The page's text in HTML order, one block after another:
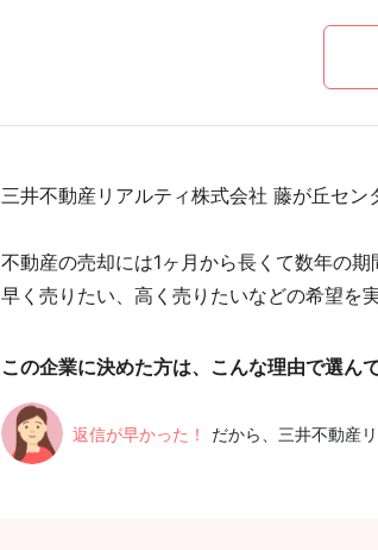
三井不動産リアルティ株式会社 藤が丘セン
不動産の売却には1ヶ月から長くて数年の
早く売りたい、高く売りたいなどの希望を
この企業に決めた方は、こんな理由で選んで
返信が早かった！ だから、三井不動産